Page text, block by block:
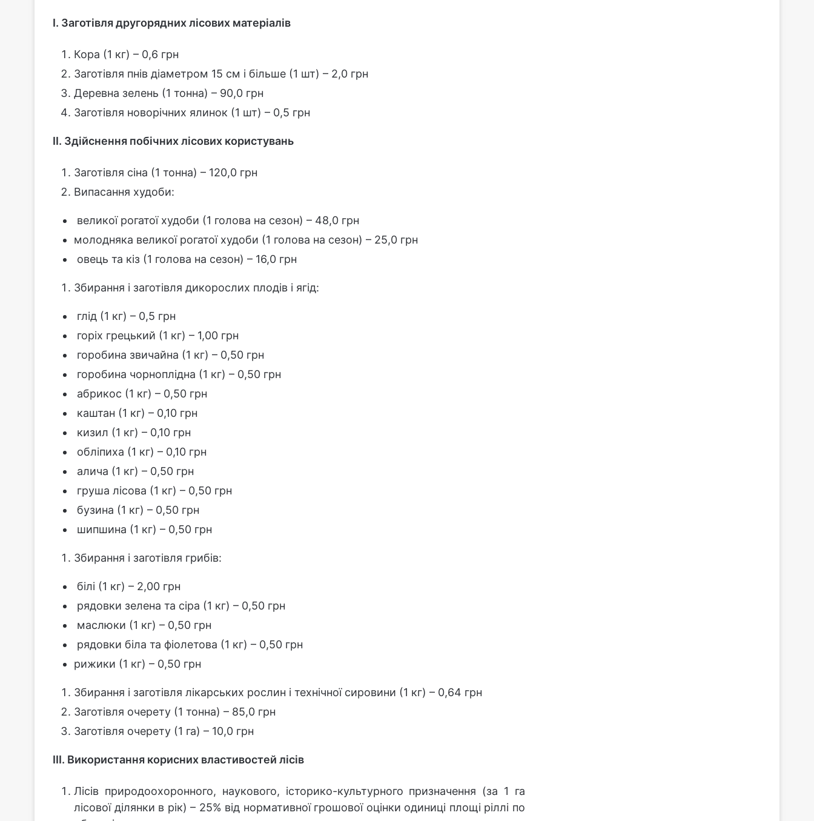
І. Заготівля другорядних лісових матеріалів
Кора (1 кг) – 0,6 грн
Заготівля пнів діаметром 15 см і більше (1 шт) – 2,0 грн
Деревна зелень (1 тонна) – 90,0 грн
Заготівля новорічних ялинок (1 шт) – 0,5 грн
ІІ. Здійснення побічних лісових користувань
Заготівля сіна (1 тонна) – 120,0 грн
Випасання худоби:
великої рогатої худоби (1 голова на сезон) – 48,0 грн
молодняка великої рогатої худоби (1 голова на сезон) – 25,0 грн
овець та кіз (1 голова на сезон) – 16,0 грн
Збирання і заготівля дикорослих плодів і ягід:
глід (1 кг) – 0,5 грн
горіх грецький (1 кг) – 1,00 грн
горобина звичайна (1 кг) – 0,50 грн
горобина чорноплідна (1 кг) – 0,50 грн
абрикос (1 кг) – 0,50 грн
каштан (1 кг) – 0,10 грн
кизил (1 кг) – 0,10 грн
обліпиха (1 кг) – 0,10 грн
алича (1 кг) – 0,50 грн
груша лісова (1 кг) – 0,50 грн
бузина (1 кг) – 0,50 грн
шипшина (1 кг) – 0,50 грн
Збирання і заготівля грибів:
білі (1 кг) – 2,00 грн
рядовки зелена та сіра (1 кг) – 0,50 грн
маслюки (1 кг) – 0,50 грн
рядовки біла та фіолетова (1 кг) – 0,50 грн
рижики (1 кг) – 0,50 грн
Збирання і заготівля лікарських рослин і технічної сировини (1 кг) – 0,64 грн
Заготівля очерету (1 тонна) – 85,0 грн
Заготівля очерету (1 га) – 10,0 грн
ІІІ. Використання корисних властивостей лісів
Лісів природоохоронного, наукового, історико-культурного призначення (за 1 га
лісової ділянки в рік) – 25% від нормативної грошової оцінки одиниці площі ріллі по